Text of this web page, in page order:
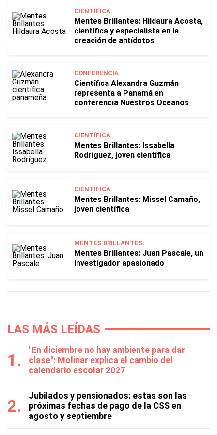
CIENTÍFICA.
Mentes Brillantes: Hildaura Acosta,
científica y especialista en la
creación de antídotos
CONFERENCIA.
Científica Alexandra Guzmán
representa a Panamá en
conferencia Nuestros Océanos
CIENTÍFICA.
Mentes Brillantes: Issabella
Rodríguez, joven científica
CIENTÍFICA.
Mentes Brillantes: Missel Camaño,
joven científica
MENTES BRILLANTES.
Mentes Brillantes: Juan Pascale, un
investigador apasionado
LAS MÁS LEÍDAS
"En diciembre no hay ambiente para dar
clase": Molinar explica el cambio del
calendario escolar 2027
Jubilados y pensionados: estas son las
próximas fechas de pago de la CSS en
agosto y septiembre